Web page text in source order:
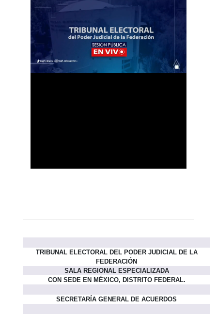
TRIBUNAL ELECTORAL DEL PODER JUDICIAL DE LA
FEDERACIÓN
SALA REGIONAL ESPECIALIZADA
CON SEDE EN MÉXICO, DISTRITO FEDERAL.
SECRETARÍA GENERAL DE ACUERDOS